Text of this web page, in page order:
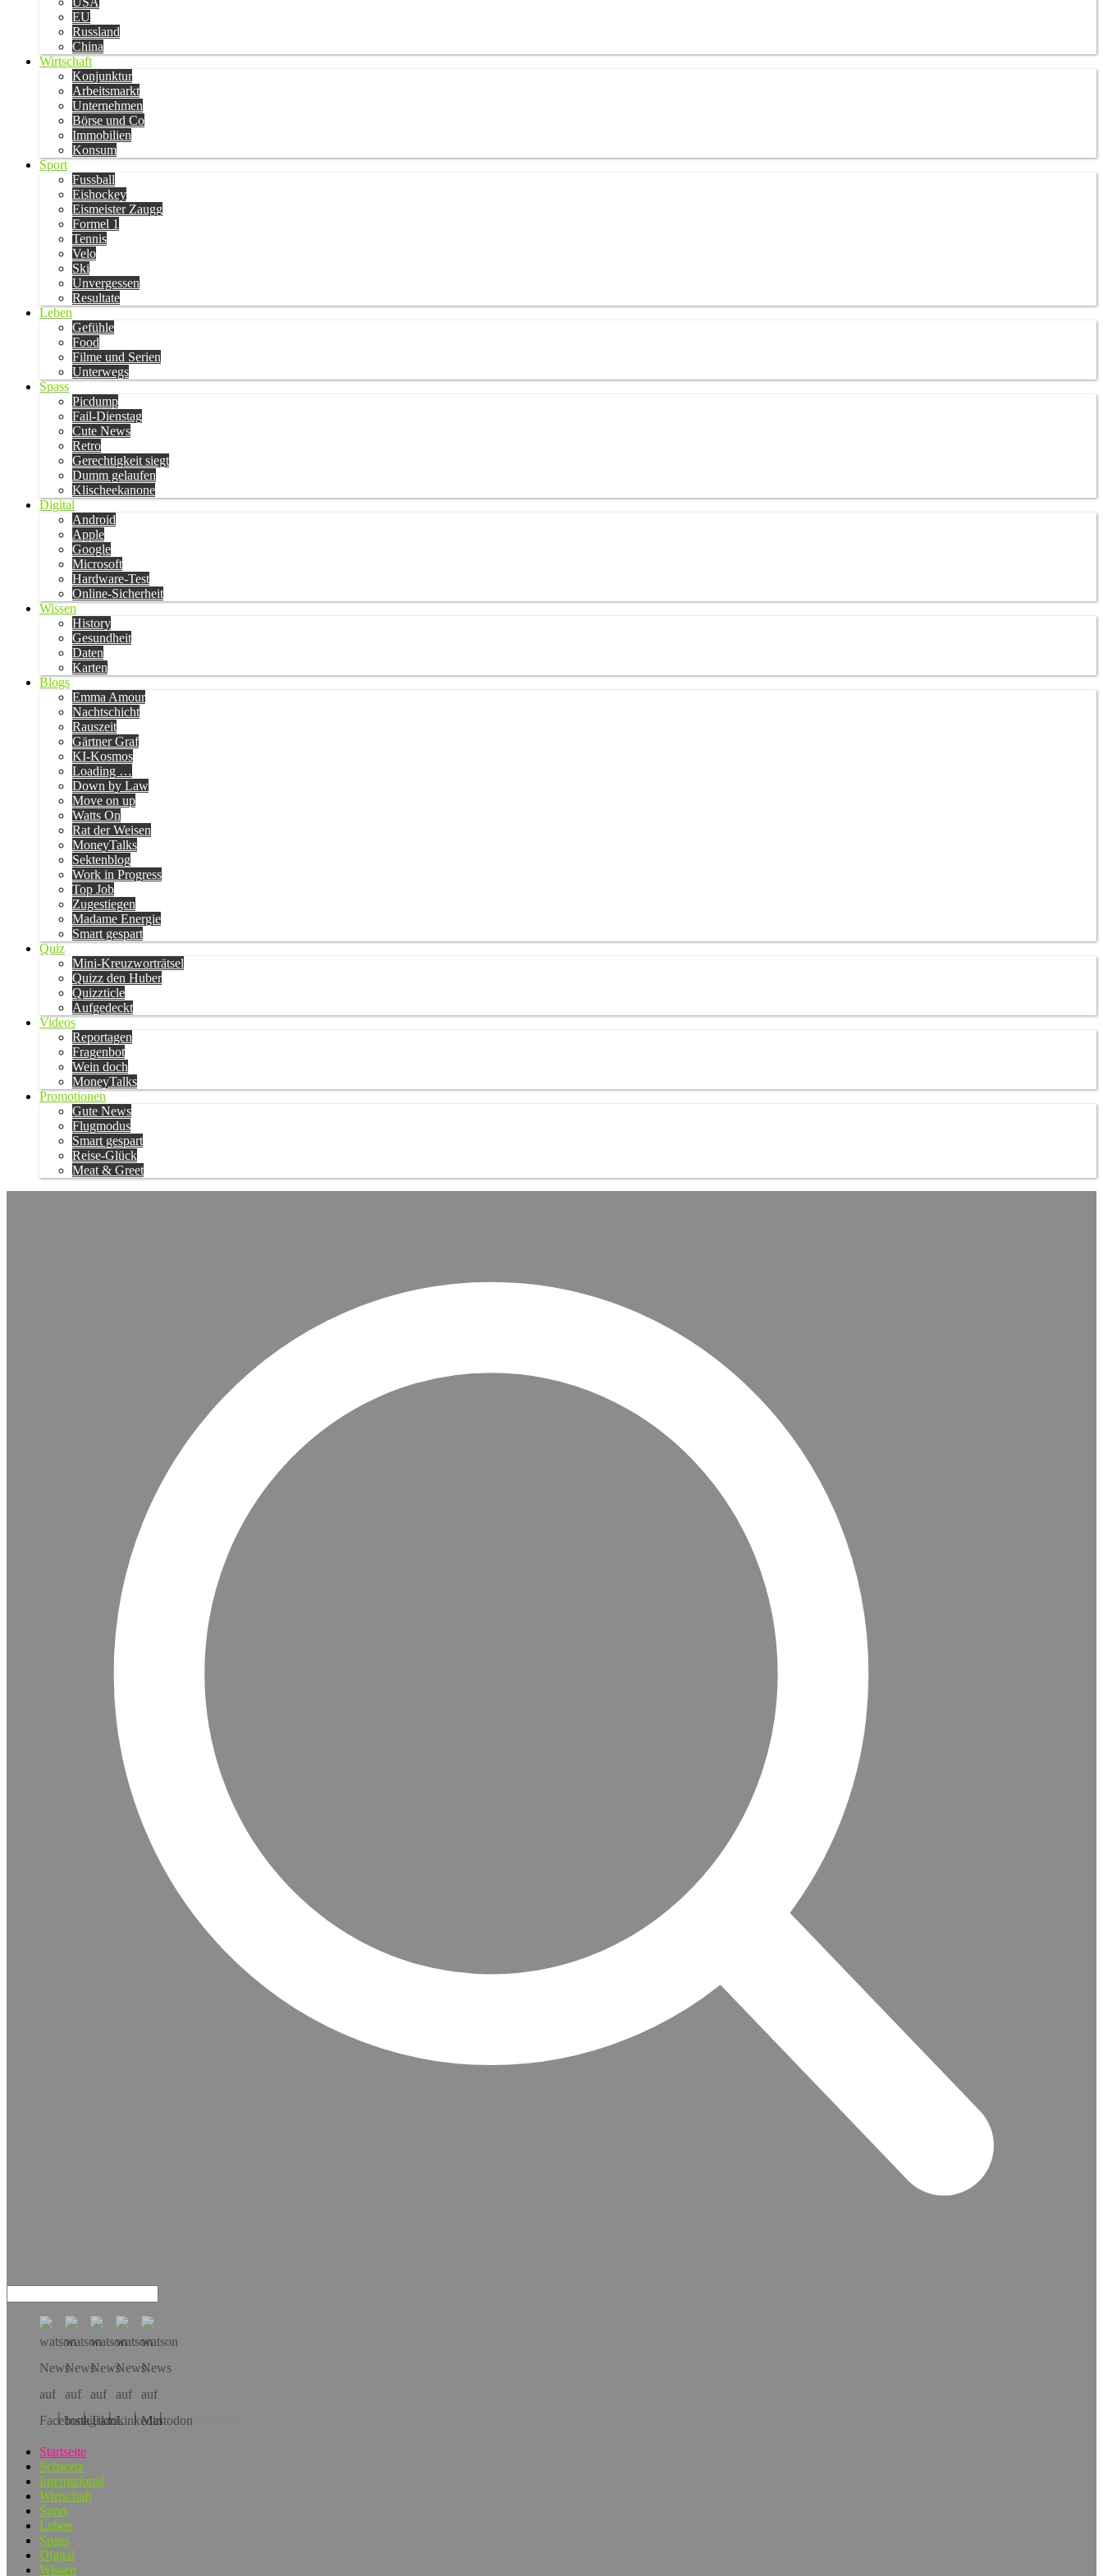
EU
Russland
China
Wirtschaft
Konjunktur
Arbeitsmarkt
Unternehmen
Börse und Co
Immobilien
Konsum
Sport
Fussball
Eishockey
Eismeister Zaugg
Formel 1
Tennis
Velo
Ski
Unvergessen
Resultate
Leben
Gefühle
Food
Filme und Serien
Unterwegs
Spass
Picdump
Fail-Dienstag
Cute News
Retro
Gerechtigkeit siegt
Dumm gelaufen
Klischeekanone
Digital
Android
Apple
Google
Microsoft
Hardware-Test
Online-Sicherheit
Wissen
History
Gesundheit
Daten
Karten
Blogs
Emma Amour
Nachtschicht
Rauszeit
Gärtner Graf
KI-Kosmos
Loading …
Down by Law
Move on up
Watts On
Rat der Weisen
MoneyTalks
Sektenblog
Work in Progress
Top Job
Zugestiegen
Madame Energie
Smart gespart
Quiz
Mini-Kreuzworträtsel
Quizz den Huber
Quizzticle
Aufgedeckt
Videos
Reportagen
Fragenbot
Wein doch
MoneyTalks
Promotionen
Gute News
Flugmodus
Smart gespart
Reise-Glück
Meat & Greet
Hol dir die App!
Startseite
Schweiz
International
Wirtschaft
Sport
Leben
Spass
Digital
Wissen